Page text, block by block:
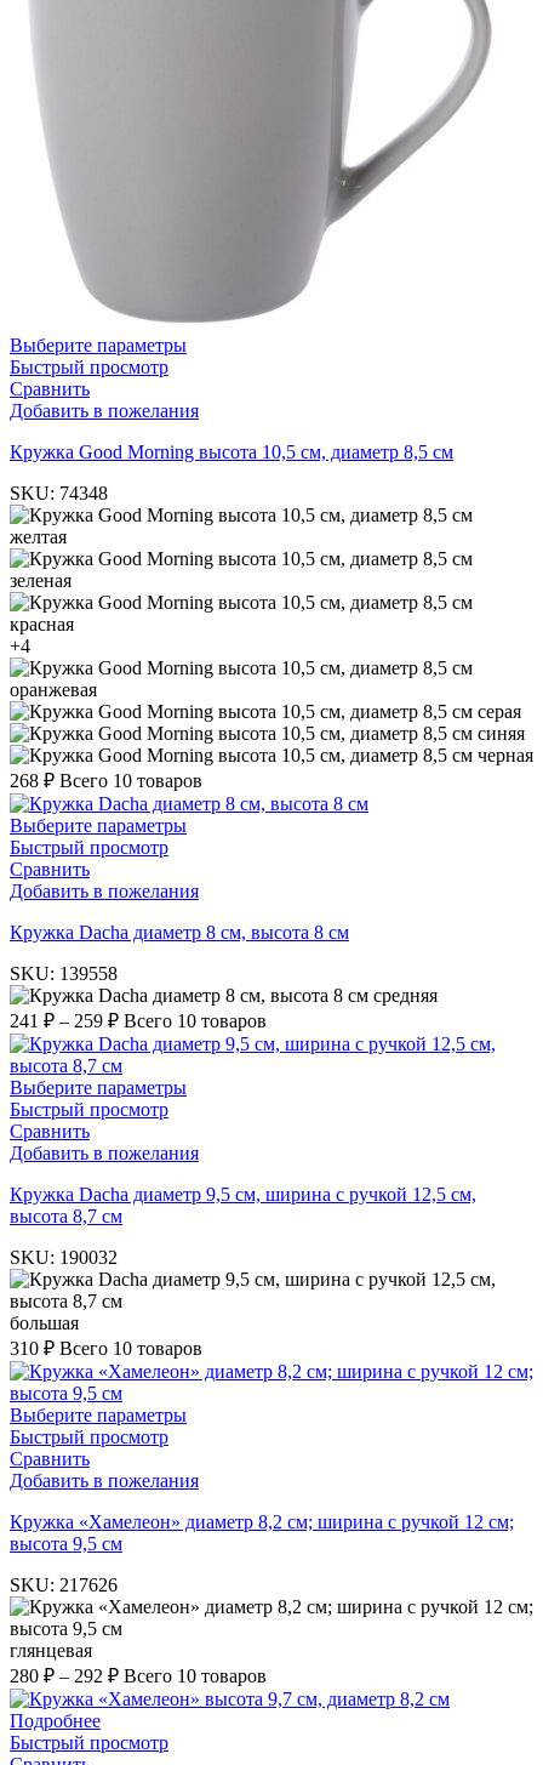
Выберите параметры
Быстрый просмотр
Сравнить
Добавить в пожелания
Кружка Good Morning высота 10,5 см, диаметр 8,5 см
SKU: 74348
желтая
зеленая
красная
+4
оранжевая
серая
синяя
черная
268 ₽ Всего 10 товаров
Выберите параметры
Быстрый просмотр
Сравнить
Добавить в пожелания
Кружка Dacha диаметр 8 см, высота 8 см
SKU: 139558
средняя
241 ₽ – 259 ₽ Всего 10 товаров
Выберите параметры
Быстрый просмотр
Сравнить
Добавить в пожелания
Кружка Dacha диаметр 9,5 см, ширина с ручкой 12,5 см,
высота 8,7 см
SKU: 190032
большая
310 ₽ Всего 10 товаров
Выберите параметры
Быстрый просмотр
Сравнить
Добавить в пожелания
Кружка «Хамелеон» диаметр 8,2 см; ширина с ручкой 12 см;
высота 9,5 см
SKU: 217626
глянцевая
280 ₽ – 292 ₽ Всего 10 товаров
Подробнее
Быстрый просмотр